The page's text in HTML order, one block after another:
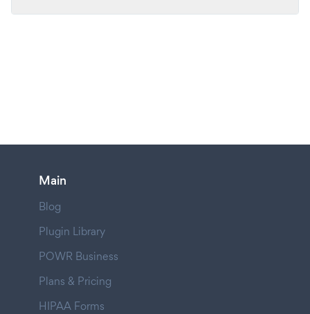
Main
Blog
Plugin Library
POWR Business
Plans & Pricing
HIPAA Forms